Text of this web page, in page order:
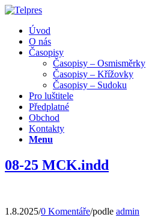
Úvod
O nás
Časopisy
Časopisy – Osmisměrky
Časopisy – Křížovky
Časopisy – Sudoku
Pro luštitele
Předplatné
Obchod
Kontakty
Menu
08-25 MCK.indd
1.8.2025/0 Komentáře/podle admin